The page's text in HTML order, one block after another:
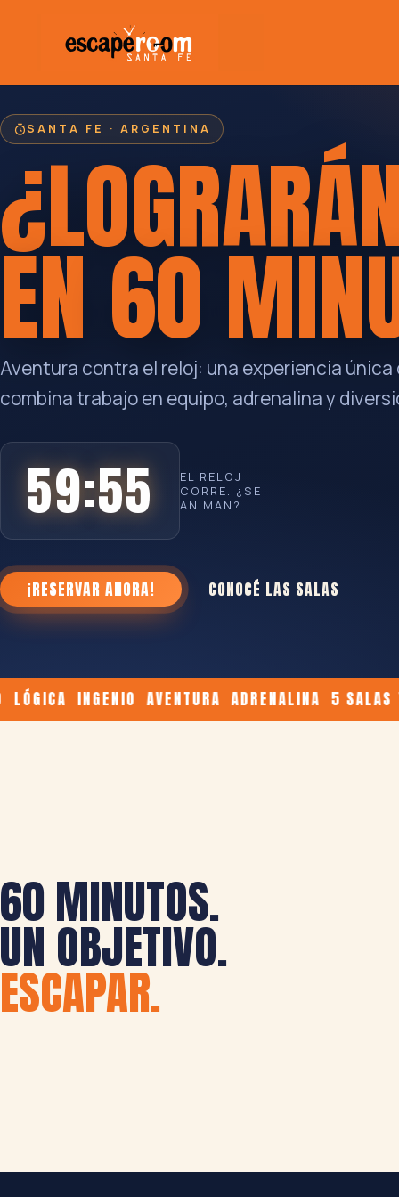
SANTA FE · ARGENTINA
EN 60
Aventura contra el reloj: una experiencia única
combina trabajo en equipo, adrenalina y
59:54
EL RELOJ
CORRE. ¿SE
ANIMAN?
¡RESERVAR AHORA! CONOCÉ LAS SALAS
INGENIO AVENTURA ADRENALINA 5 SALAS
60 MINUTOS.
UN OBJETIVO.
ESCAPAR.